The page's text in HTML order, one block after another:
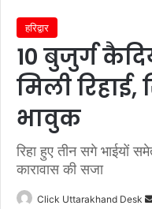
हरिद्वार
10 बुजुर्ग
मिली रिहाई,
भावुक
रिहा हुए तीन सगे भाईयों
कारावास की सजा
Click Uttarakhand Desk